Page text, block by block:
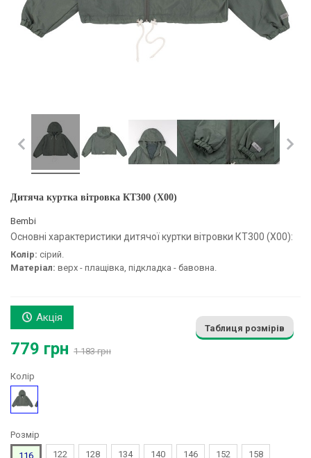
Дитяча куртка вітровка КТ300 (X00)
Bembi
Основні характеристики дитячої куртки вітровки КТ300 (X00):
Колір: сірий.
Матеріал: верх - плащівка, підкладка - бавовна.
Акція
779 грн 1 183 грн
Таблиця розмірів
Колір
Сірий
Розмір
116
122 128 134 140 146 152 158